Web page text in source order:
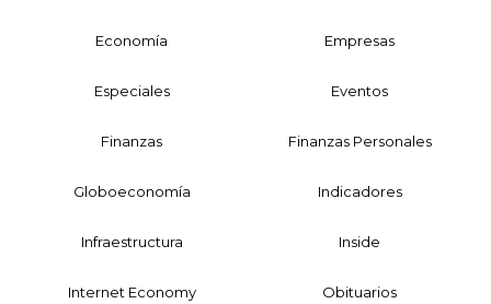
Economía Empresas
Especiales Eventos
Finanzas Finanzas Personales
Globoeconomía Indicadores
Infraestructura Inside
Internet Economy Obituarios